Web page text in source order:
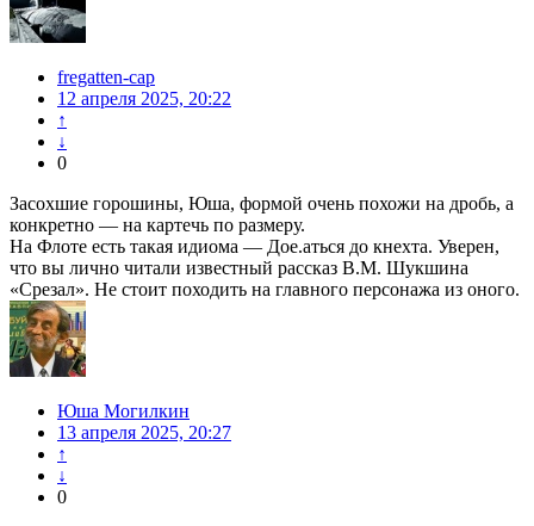
fregatten-cap
12 апреля 2025, 20:22
↑
↓
0
Засохшие горошины, Юша, формой очень похожи на дробь, а
конкретно — на картечь по размеру.
На Флоте есть такая идиома — Дое.аться до кнехта. Уверен,
что вы лично читали известный рассказ В.М. Шукшина
«Срезал». Не стоит походить на главного персонажа из оного.
Юша Могилкин
13 апреля 2025, 20:27
↑
↓
0